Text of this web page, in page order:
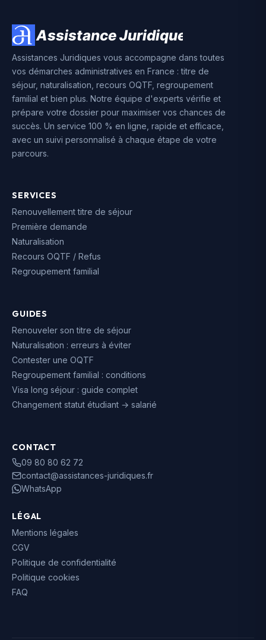
Assistances Juridiques vous accompagne dans toutes
vos démarches administratives en France : titre de
séjour, naturalisation, recours OQTF, regroupement
familial et bien plus. Notre équipe d'experts vérifie et
prépare votre dossier pour maximiser vos chances de
succès. Un service 100 % en ligne, rapide et efficace,
avec un suivi personnalisé à chaque étape de votre
parcours.
SERVICES
Renouvellement titre de séjour
Première demande
Naturalisation
Recours OQTF / Refus
Regroupement familial
GUIDES
Renouveler son titre de séjour
Naturalisation : erreurs à éviter
Contester une OQTF
Regroupement familial : conditions
Visa long séjour : guide complet
Changement statut étudiant → salarié
CONTACT
09 80 80 62 72
contact@assistances-juridiques.fr
WhatsApp
LÉGAL
Mentions légales
CGV
Politique de confidentialité
Politique cookies
FAQ